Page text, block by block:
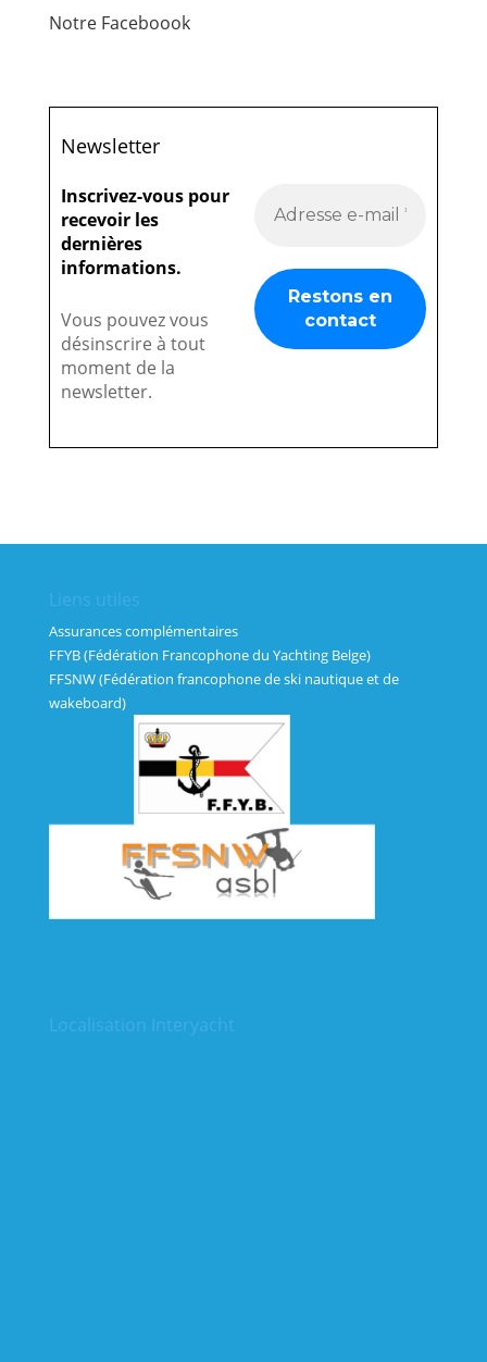
Notre Faceboook
Newsletter
Inscrivez-vous pour
recevoir les
dernières
informations.
Vous pouvez vous
désinscrire à tout
moment de la
newsletter.
Liens utiles
Assurances complémentaires
FFYB (Fédération Francophone du Yachting Belge)
FFSNW (Fédération francophone de ski nautique et de
wakeboard)
Localisation Interyacht